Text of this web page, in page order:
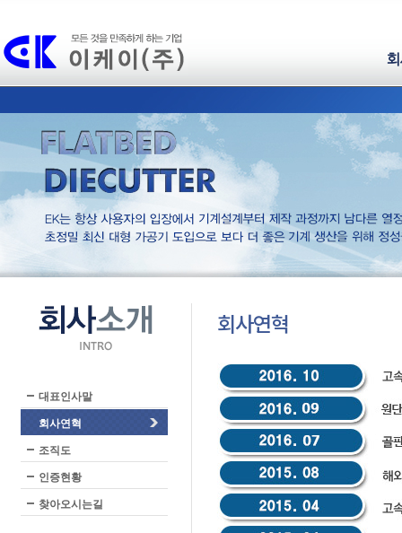
대표인사말
회사연혁
조직도
인증현황
찾아오시는길
회사연혁